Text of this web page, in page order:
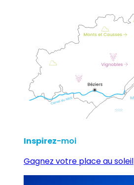
Inspirez-moi
Gagnez votre place au soleil